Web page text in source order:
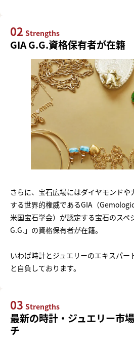
02 Strengths
GIA G.G.資格保有者が在籍
さらに、宝石広場にはダイヤモンドや
する世界的権威であるGIA（
米国宝石学会）が認定する宝石のスペ
G.G.」の資格保有者が在籍。
いわば時計とジュエリーのエキスパー
と自負しております。
03 Strengths
最新の時計・ジュエリー市
チ